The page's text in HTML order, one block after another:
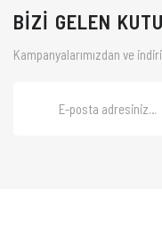
BİZİ GELEN
Kampanyalarımızdan ve